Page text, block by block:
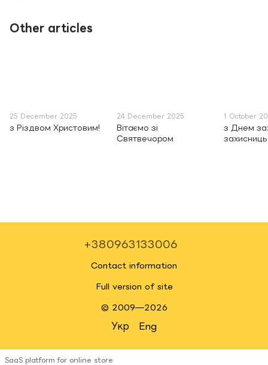
Other articles
25 December 2025
з Різдвом Христовим!
24 December 2025
Вітаємо зі
Святвечором
1 October
з Днем
захисниць
+380963133006
Contact information
Full version of site
© 2009—2026
Укр Eng
SaaS platform for online store